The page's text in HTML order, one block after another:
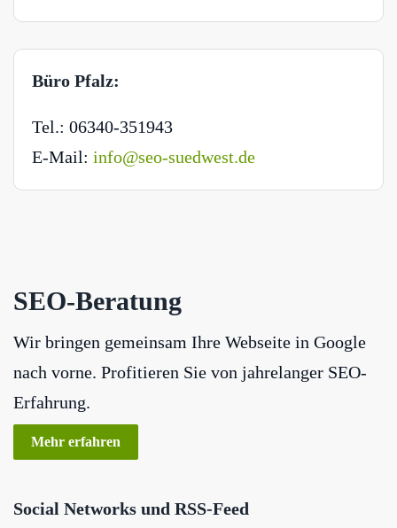
Büro Pfalz:
Tel.: 06340-351943
E-Mail: info@seo-suedwest.de
SEO-Beratung
Wir bringen gemeinsam Ihre Webseite in Google
nach vorne. Profitieren Sie von jahrelanger SEO-
Erfahrung.
Mehr erfahren
Social Networks und RSS-Feed